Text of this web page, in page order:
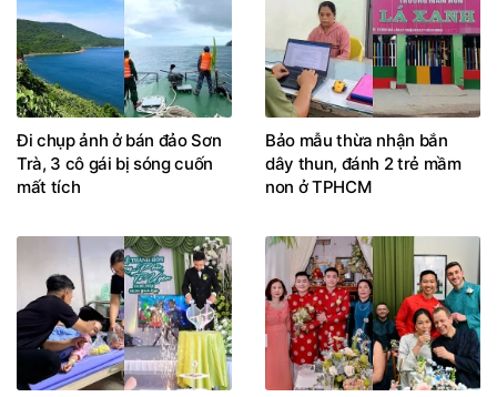
Đi chụp ảnh ở bán đảo Sơn
Trà, 3 cô gái bị sóng cuốn
mất tích
Bảo mẫu thừa nhận bắn
dây thun, đánh 2 trẻ mầm
non ở TPHCM